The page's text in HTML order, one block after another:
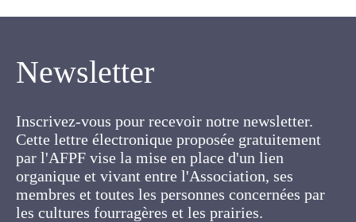
Newsletter
Inscrivez-vous pour recevoir notre newsletter.
Cette lettre électronique proposée gratuitement
par l'AFPF vise la mise en place d'un lien
organique et vivant entre l'Association, ses
membres et toutes les personnes concernées par
les cultures fourragères et les prairies.